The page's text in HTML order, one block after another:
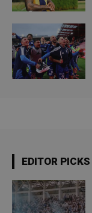
EDITOR PICKS